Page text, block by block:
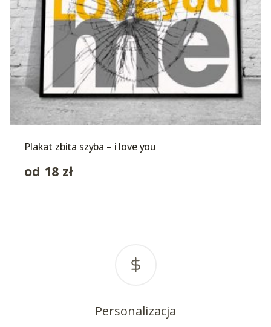
Plakat zbita szyba – i love you
od 18 zł
Personalizacja